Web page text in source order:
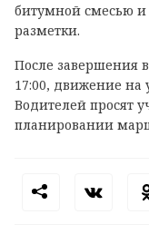
битумной смесью
разметки.
После завершения
17:00, движение на
Водителей просят
планировании